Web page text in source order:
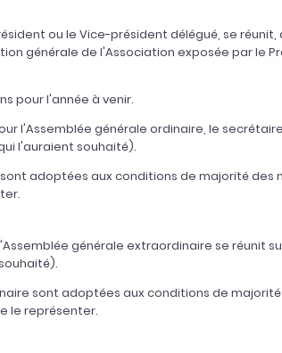
ou le Vice-président délégué, se
générale de l'Association exposée par le
pour l'année à venir.
l'Assemblée générale ordinaire, le
l'auraient souhaité).
adoptées aux conditions de majorité
générale extraordinaire se
sont adoptées aux conditions de
le représenter.